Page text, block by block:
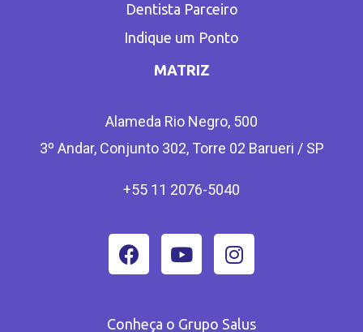
Dentista Parceiro
Indique um Ponto
MATRIZ
Alameda Rio Negro, 500
3º Andar, Conjunto 302, Torre 02 Barueri / SP
+55 11 2076-5040
Conheça o Grupo Salus